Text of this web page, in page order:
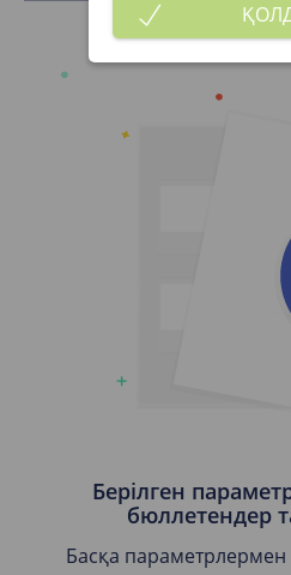
Берілген
бюллетендер
Басқа параметрлермен